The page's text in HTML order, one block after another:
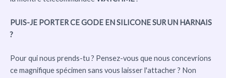
PUIS-JE PORTER CE GODE EN SILICONE SUR UN HARNAIS
?
Pour qui nous prends-tu ? Pensez-vous que nous concevrions
ce magnifique spécimen sans vous laisser l'attacher ? Non